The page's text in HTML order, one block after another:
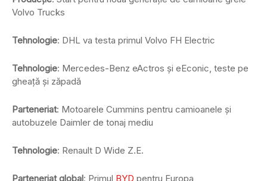
Volvo Trucks
Tehnologie: DHL va testa primul Volvo FH Electric
Tehnologie: Mercedes-Benz eActros și eEconic, teste pe
gheață și zăpadă
Parteneriat: Motoarele Cummins pentru camioanele și
autobuzele Daimler de tonaj mediu
Tehnologie: Renault D Wide Z.E.
Parteneriat global: Primul BYD pentru Europa